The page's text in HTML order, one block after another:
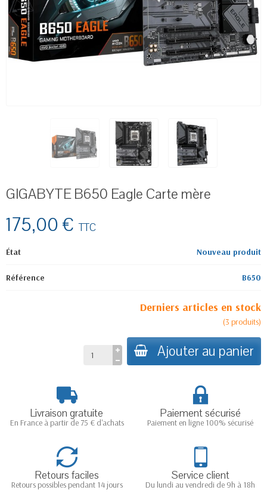
GIGABYTE B650 Eagle Carte mère
175,00 €TTC
État Nouveau produit
Référence B650
Derniers articles en stock
(3 produits)
Ajouter au panier
Livraison gratuite
En France à partir de 75 € d'achats
Paiement sécurisé
Paiement en ligne 100% sécurisé
Retours faciles
Retours possibles pendant 14 jours
Service client
Du lundi au vendredi de 9h à 18h